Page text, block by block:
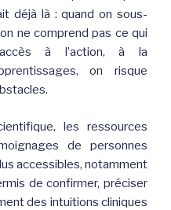
déjà là : quand on sous-
ne comprend pas ce qui
à l’action, à la
on risque
les ressources
de personnes
accessibles, notamment
de confirmer, préciser
des intuitions cliniques